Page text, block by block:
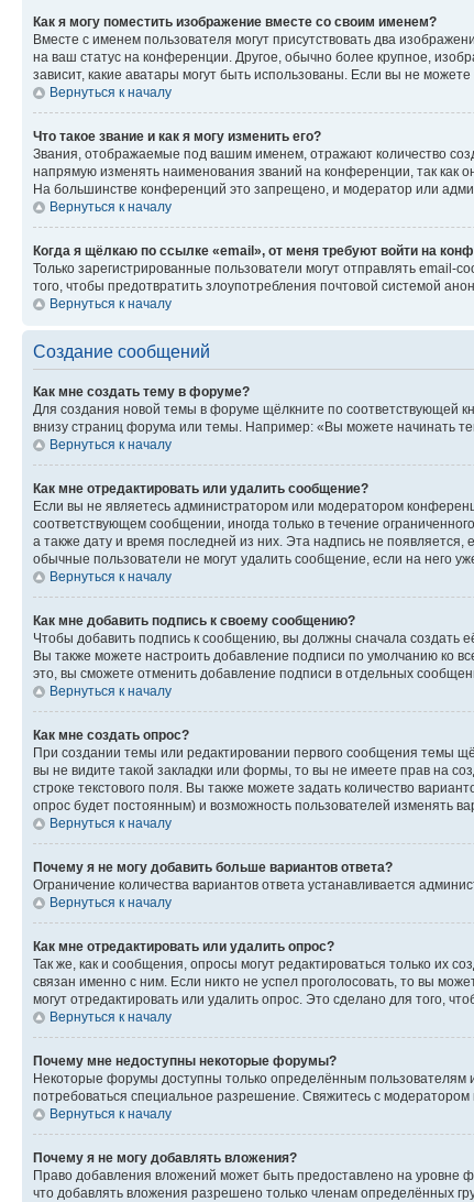
Как я могу поместить изображение вместе со своим именем?
Вместе с именем пользователя могут присутствовать два
на ваш статус на конференции. Другое, обычно более крупное,
зависит, какие аватары могут быть использованы. Если вы не
Вернуться к началу
Что такое звание и как я могу изменить его?
Звания, отображаемые под вашим именем, отражают количество
напрямую изменять наименования званий на конференции, так как
На большинстве конференций это запрещено, и модератор или
Вернуться к началу
Когда я щёлкаю по ссылке «email», от меня требуют войти на
Только зарегистрированные пользователи могут отправлять
того, чтобы предотвратить злоупотребления почтовой системой
Вернуться к началу
Создание сообщений
Как мне создать тему в форуме?
Для создания новой темы в форуме щёлкните по соответствующей
внизу страниц форума или темы. Например: «Вы можете начинать
Вернуться к началу
Как мне отредактировать или удалить сообщение?
Если вы не являетесь администратором или модератором
соответствующем сообщении, иногда только в течение
а также дату и время последней из них. Эта надпись не
обычные пользователи не могут удалить сообщение, если на него
Вернуться к началу
Как мне добавить подпись к своему сообщению?
Чтобы добавить подпись к сообщению, вы должны сначала создать
Вы также можете настроить добавление подписи по умолчанию ко
это, вы сможете отменить добавление подписи в отдельных
Вернуться к началу
Как мне создать опрос?
При создании темы или редактировании первого сообщения темы
вы не видите такой закладки или формы, то вы не имеете прав на
строке текстового поля. Вы также можете задать количество
опрос будет постоянным) и возможность пользователей изменять
Вернуться к началу
Почему я не могу добавить больше вариантов ответа?
Ограничение количества вариантов ответа устанавливается
Вернуться к началу
Как мне отредактировать или удалить опрос?
Так же, как и сообщения, опросы могут редактироваться только их
связан именно с ним. Если никто не успел проголосовать, то вы
могут отредактировать или удалить опрос. Это сделано для того,
Вернуться к началу
Почему мне недоступны некоторые форумы?
Некоторые форумы доступны только определённым пользователям
потребоваться специальное разрешение. Свяжитесь с
Вернуться к началу
Почему я не могу добавлять вложения?
Право добавления вложений может быть предоставлено на
что добавлять вложения разрешено только членам определённых